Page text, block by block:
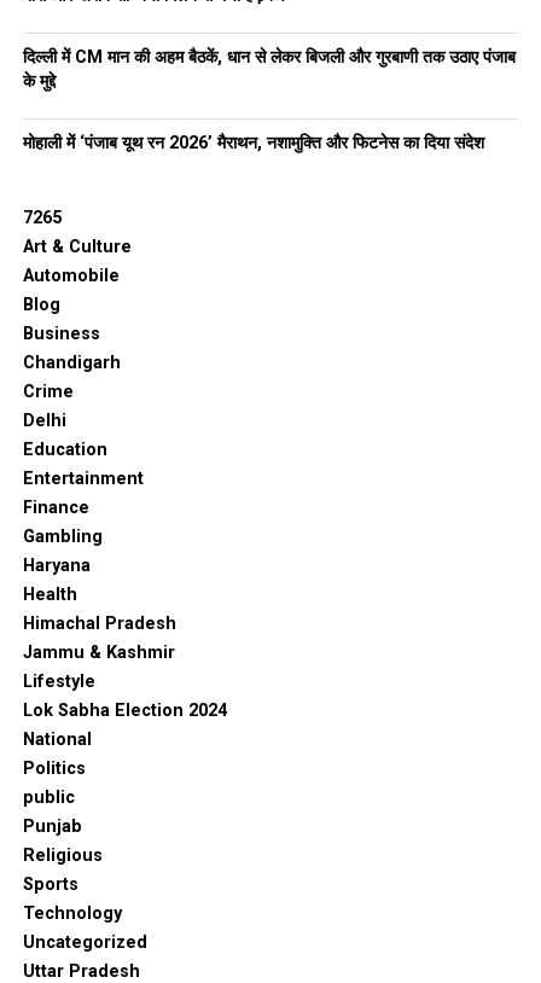
दिल्ली में CM मान की अहम बैठकें, धान से लेकर बिजली और गुरबाणी तक उठाए पंजाब
के मुद्दे
मोहाली में ‘पंजाब यूथ रन 2026’ मैराथन, नशामुक्ति और फिटनेस का दिया संदेश
7265
Art & Culture
Automobile
Blog
Business
Chandigarh
Crime
Delhi
Education
Entertainment
Finance
Gambling
Haryana
Health
Himachal Pradesh
Jammu & Kashmir
Lifestyle
Lok Sabha Election 2024
National
Politics
public
Punjab
Religious
Sports
Technology
Uncategorized
Uttar Pradesh